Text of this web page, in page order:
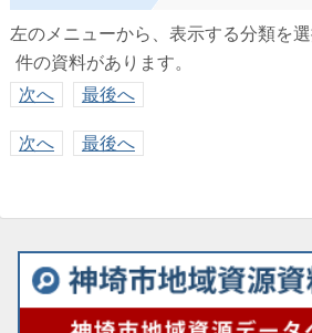
左のメニューから、表示する分類を選
件の資料があります。
次へ
最後へ
次へ 最後へ